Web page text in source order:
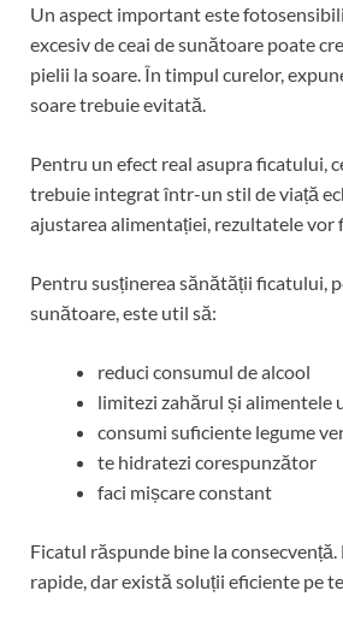
Un aspect important este
excesiv de ceai de sunătoare poate
pielii la soare. În timpul curelor,
soare trebuie evitată.
Pentru un efect real asupra ficatului,
trebuie integrat într-un stil de viață
ajustarea alimentației, rezultatele vor
Pentru susținerea sănătății ficatului,
sunătoare, este util să:
reduci consumul de alcool
limitezi zahărul și alimentele
consumi suficiente legume
te hidratezi corespunzător
faci mișcare constant
Ficatul răspunde bine la
rapide, dar există soluții eficiente pe